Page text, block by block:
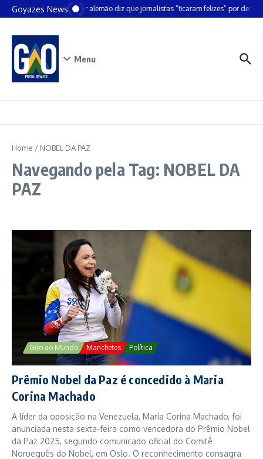
Ir para o conteúdo
Goyazes NewsChanceler alemão diz que jornalistas “ficaram felizes” por deixar
Menu
Home / NOBEL DA PAZ
Navegando pela Tag: NOBEL DA
PAZ
Giro ao Mundo Manchetes Política
Prêmio Nobel da Paz é concedido à Maria
Corina Machado
A líder da oposição na Venezuela, Maria Corina Machado, foi
anunciada nesta sexta-feira como vencedora do Prêmio Nobel
da Paz 2025, segundo comunicado oficial do Comitê
Norueguês do Nobel, em Oslo. O reconhecimento consagra